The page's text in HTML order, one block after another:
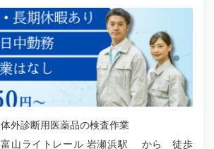
体外診断用医薬品の検査作業
富山ライトレール 岩瀬浜駅 から 徒歩